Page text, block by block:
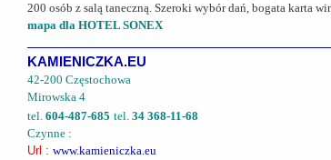
200 osób z salą taneczną. Szeroki wybór dań, bogata karta
mapa dla HOTEL SONEX
KAMIENICZKA.EU
42-200 Częstochowa
Mirowska 4
tel. 604-487-685 tel. 34 368-11-68
Czynne :
Url : www.kamieniczka.eu